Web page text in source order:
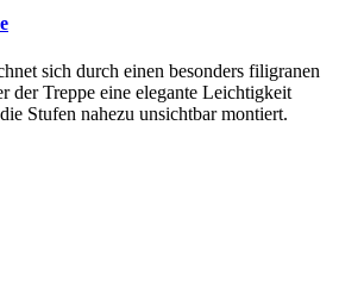
sich durch einen besonders filigranen
der Treppe eine elegante Leichtigkeit
Stufen nahezu unsichtbar montiert.